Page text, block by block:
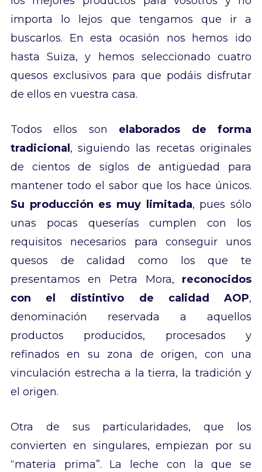
importa lo lejos que tengamos que ir a
buscarlos. En esta ocasión nos hemos ido
hasta Suiza, y hemos seleccionado cuatro
quesos exclusivos para que podáis disfrutar
de ellos en vuestra casa.
Todos ellos son elaborados de forma
tradicional , siguiendo las recetas originales
de cientos de siglos de antigüedad para
mantener todo el sabor que los hace únicos.
Su producción es muy limitada, pues sólo
unas pocas queserías cumplen con los
requisitos necesarios para conseguir unos
quesos de calidad como los que te
presentamos en Petra Mora, reconocidos
con el distintivo de calidad AOP,
denominación reservada a aquellos
productos producidos, procesados y
refinados en su zona de origen, con una
vinculación estrecha a la tierra, la tradición y
el origen.
Otra de sus particularidades, que los
convierten en singulares, empiezan por su
“materia prima”. La leche con la que se